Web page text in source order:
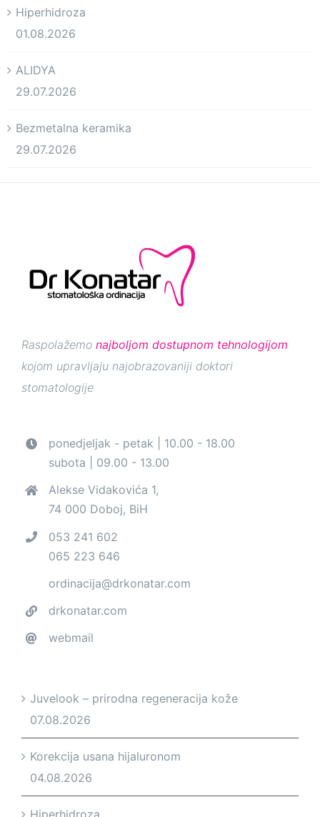
Hiperhidroza
01.08.2026
ALIDYA
29.07.2026
Bezmetalna keramika
29.07.2026
Raspolažemo najboljom dostupnom tehnologijom
kojom upravljaju najobrazovaniji doktori
stomatologije
ponedjeljak - petak | 10.00 - 18.00
subota | 09.00 - 13.00
Alekse Vidakovića 1,
74 000 Doboj, BiH
053 241 602
065 223 646
ordinacija@drkonatar.com
drkonatar.com
webmail
Juvelook – prirodna regeneracija kože
07.08.2026
Korekcija usana hijaluronom
04.08.2026
Hiperhidroza